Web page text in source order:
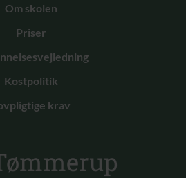
Om skolen
Priser
Kostpolitik
krav